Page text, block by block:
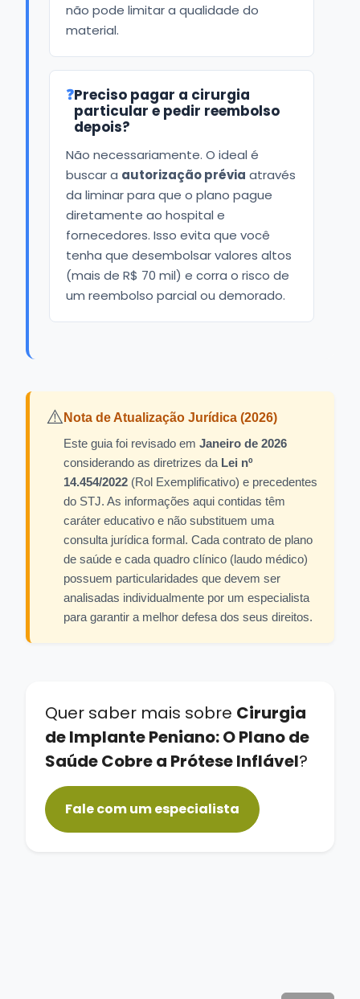
não pode limitar a qualidade do
material.
❓Preciso pagar a cirurgia
particular e pedir reembolso
depois?
Não necessariamente. O ideal é
buscar a autorização prévia através
da liminar para que o plano pague
diretamente ao hospital e
fornecedores. Isso evita que você
tenha que desembolsar valores altos
(mais de R$ 70 mil) e corra o risco de
um reembolso parcial ou demorado.
⚠️ Nota de Atualização Jurídica (2026)
Este guia foi revisado em Janeiro de 2026
considerando as diretrizes da Lei nº
14.454/2022 (Rol Exemplificativo) e precedentes
do STJ. As informações aqui contidas têm
caráter educativo e não substituem uma
consulta jurídica formal. Cada contrato de plano
de saúde e cada quadro clínico (laudo médico)
possuem particularidades que devem ser
analisadas individualmente por um especialista
para garantir a melhor defesa dos seus direitos.
Quer saber mais sobre Cirurgia
de Implante Peniano: O Plano de
Saúde Cobre a Prótese Inflável?
Fale com um especialista